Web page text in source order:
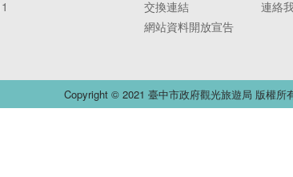
交換連結
連絡
網站資料開放宣告
Copyright © 2021 臺中市政府觀光旅遊局 版權所